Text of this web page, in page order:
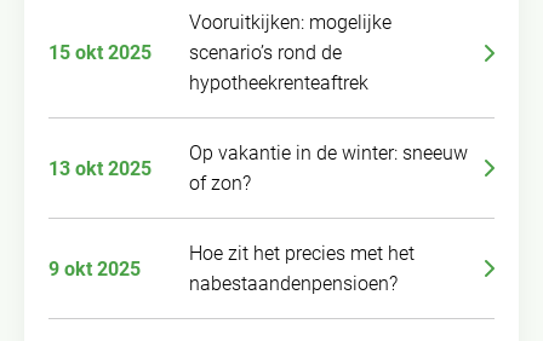
15 okt 2025
Vooruitkijken: mogelijke
scenario’s rond de
hypotheekrenteaftrek
13 okt 2025
Op vakantie in de winter: sneeuw
of zon?
9 okt 2025
Hoe zit het precies met het
nabestaandenpensioen?